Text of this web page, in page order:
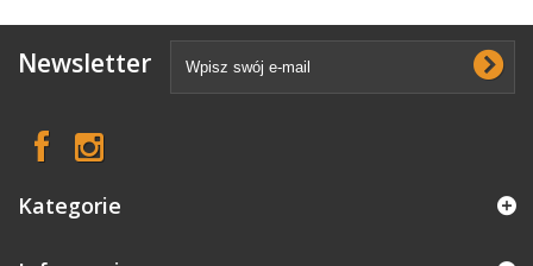
Newsletter
Kategorie